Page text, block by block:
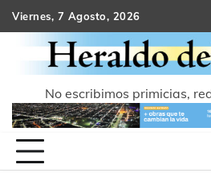
Skip
to
content
Viernes, 7 Agosto, 2026
No escribimos primicias,